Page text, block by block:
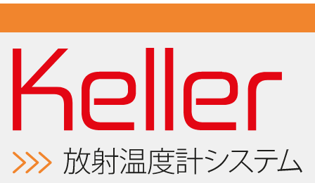
アプリケーションレポート 測定 より small
objects